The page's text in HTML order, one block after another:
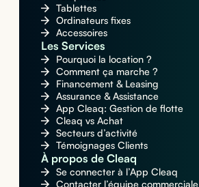
Tablettes
Ordinateurs fixes
Accessoires
Les Services
Pourquoi la location ?
Comment ça marche ?
Financement & Leasing
Assurance & Assistance
App Cleaq: Gestion de flotte
Cleaq vs Achat
Secteurs d’activité
Témoignages Clients
À propos de Cleaq
Se connecter à l’App Cleaq
Contacter l’équipe commerciale